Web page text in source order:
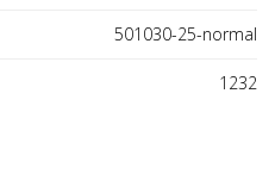
501030-25-normal
1232